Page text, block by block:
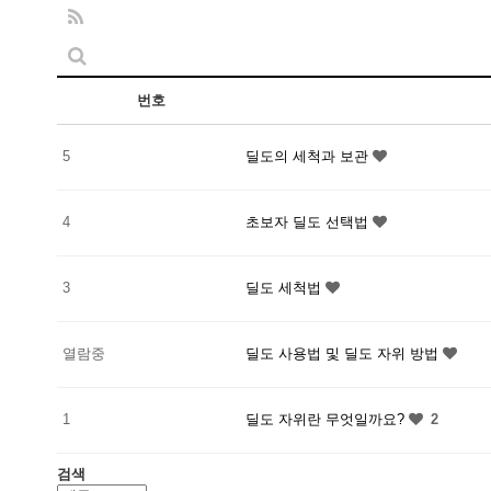
번호
5 딜도의 세척과 보관
4 초보자 딜도 선택법
3 딜도 세척법
열람중 딜도 사용법 및 딜도 자위 방법
1 딜도 자위란 무엇일까요? 2
검색